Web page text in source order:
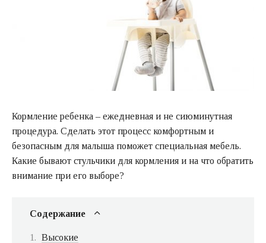
Кормление ребенка – ежедневная и не сиюминутная
процедура. Сделать этот процесс комфортным и
безопасным для малыша поможет специальная мебель.
Какие бывают стульчики для кормления и на что обратить
внимание при его выборе?
Содержание
Высокие